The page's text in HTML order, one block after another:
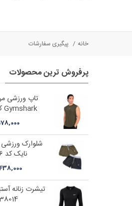
خانه / پیگیری سفارشات
پرفروش ترین محصولات
تاپ ورزشی
Gymshark کد 1053 تکی
978,000
شلوارک ورزشی
نایک کد 5516 تکی
1,438,000
تیشرت زنانه
38014